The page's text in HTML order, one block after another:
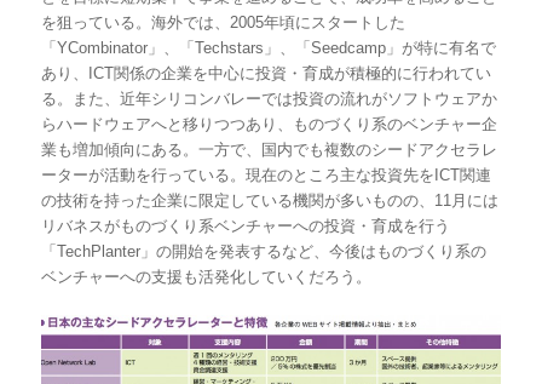
を狙っている。海外では、2005年頃にスタートした
「YCombinator」、「Techstars」、「Seedcamp」が特に有名で
あり、ICT関係の企業を中心に投資・育成が積極的に行われてい
る。また、近年シリコンバレーでは投資の流れがソフトウェアか
らハードウェアへと移りつつあり、ものづくり系のベンチャー企
業も増加傾向にある。一方で、国内でも複数のシードアクセラレ
ーターが活動を行っている。現在のところ主な投資先をICT関連
の技術を持った企業に限定している機関が多いものの、11月には
リバネスがものづくり系ベンチャーへの投資・育成を行う
「TechPlanter」の開始を発表するなど、今後はものづくり系の
ベンチャーへの支援も活発化していくだろう。